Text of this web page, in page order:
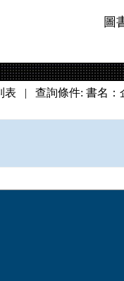
圖
| 查詢條件: 書名：企